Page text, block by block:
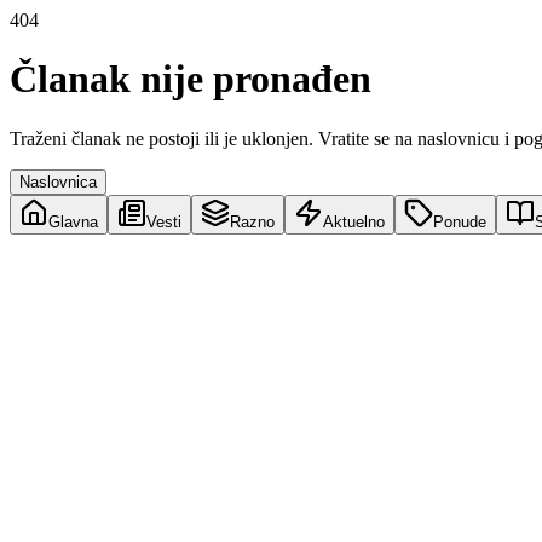
404
Članak nije pronađen
Traženi članak ne postoji ili je uklonjen. Vratite se na naslovnicu i
Naslovnica
Glavna Vesti Razno Aktuelno Ponude